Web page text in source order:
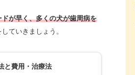
が早く、多くの犬が歯周病を
ていきましょう。
と費用・治療法